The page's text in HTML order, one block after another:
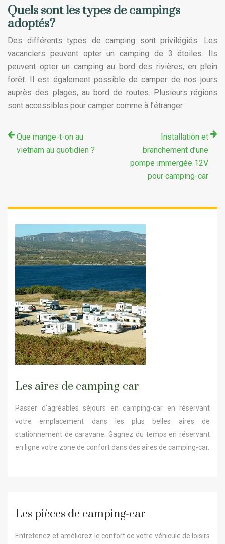
Quels sont les types de campings
adoptés?
Des différents types de camping sont privilégiés. Les
vacanciers peuvent opter un camping de 3 étoiles. Ils
peuvent opter un camping au bord des rivières, en plein
forêt. Il est également possible de camper de nos jours
auprès des plages, au bord de routes. Plusieurs régions
sont accessibles pour camper comme à l’étranger.
Que mange-t-on au
vietnam au quotidien ?
Installation et
branchement d’une
pompe immergée 12V
pour camping-car
Les aires de camping-car
Passer d’agréables séjours en camping-car en réservant
votre emplacement dans les plus belles aires de
stationnement de caravane. Gagnez du temps en réservant
en ligne votre zone de confort dans des aires de camping-car.
Les pièces de camping-car
Entretenez et améliorez le confort de votre véhicule de loisirs